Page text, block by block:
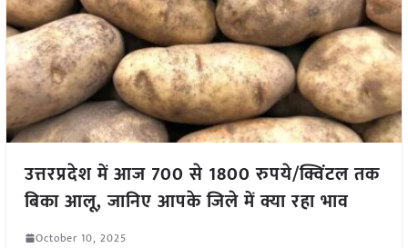
उत्तरप्रदेश में आज 700 से 1800 रुपये/क्विंटल तक
बिका आलू, जानिए आपके जिले में क्या रहा भाव
October 10, 2025